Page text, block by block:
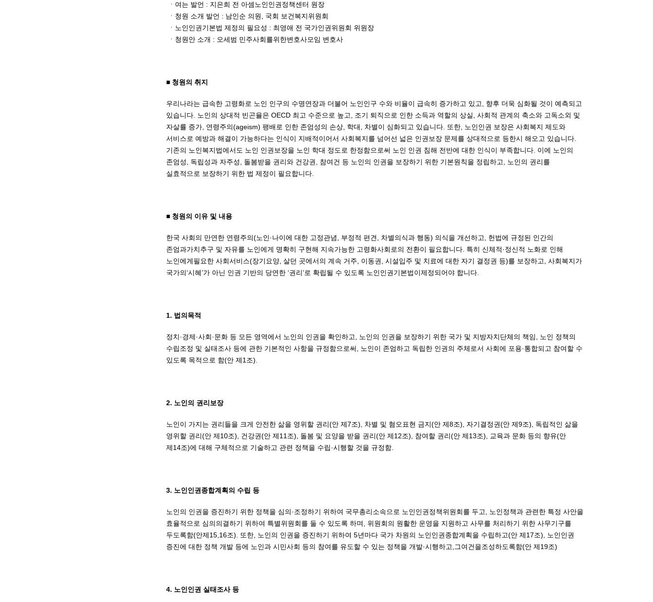
ㆍ여는 발언 : 지은희 전 아셈노인인권정책센터 원장
ㆍ청원 소개 발언 : 남인순 의원, 국회 보건복지위원회
ㆍ노인인권기본법 제정의 필요성 : 최영애 전 국가인권위원회 위원장
ㆍ청원안 소개 : 오세범 민주사회를위한변호사모임 변호사
■ 청원의 취지
우리나라는 급속한 고령화로 노인 인구의 수명연장과 더불어 노인인구 수와 비율이 급속히 증가하고 있고, 향후 더욱 심화될 것이 예측되고
있습니다. 노인의 상대적 빈곤율은 OECD 최고 수준으로 높고, 조기 퇴직으로 인한 소득과 역할의 상실, 사회적 관계의 축소와 고독소외 및
자살률 증가, 연령주의(ageism) 팽배로 인한 존엄성의 손상, 학대, 차별이 심화되고 있습니다. 또한, 노인인권 보장은 사회복지 제도와
서비스로 예방과 해결이 가능하다는 인식이 지배적이어서 사회복지를 넘어선 넓은 인권보장 문제를 상대적으로 등한시 해오고 있습니다.
기존의 노인복지법에서도 노인 인권보장을 노인 학대 정도로 한정함으로써 노인 인권 침해 전반에 대한 인식이 부족합니다. 이에 노인의
존엄성, 독립성과 자주성, 돌봄받을 권리와 건강권, 참여건 등 노인의 인권을 보장하기 위한 기본원칙을 정립하고, 노인의 권리를
실효적으로 보장하기 위한 법 제정이 필요합니다.
■ 청원의 이유 및 내용
한국 사회의 만연한 연령주의(노인·나이에 대한 고정관념, 부정적 편견, 차별의식과 행동) 의식을 개선하고, 헌법에 규정된 인간의
존엄과가치추구 및 자유를 노인에게 명확히 구현해 지속가능한 고령화사회로의 전환이 필요합니다. 특히 신체적·정신적 노화로 인해
노인에게필요한 사회서비스(장기요양, 살던 곳에서의 계속 거주, 이동권, 시설입주 및 치료에 대한 자기 결정권 등)를 보장하고, 사회복지가
국가의‘시혜’가 아닌 인권 기반의 당연한 ‘권리’로 확립될 수 있도록 노인인권기본법이제정되어야 합니다.
1. 법의목적
정치·경제·사회·문화 등 모든 영역에서 노인의 인권을 확인하고, 노인의 인권을 보장하기 위한 국가 및 지방자치단체의 책임, 노인 정책의
수립조정 및 실태조사 등에 관한 기본적인 사항을 규정함으로써, 노인이 존엄하고 독립한 인권의 주체로서 사회에 포용·통합되고 참여할 수
있도록 목적으로 함(안 제1조).
2. 노인의 권리보장
노인이 가지는 권리들을 크게 안전한 삶을 영위할 권리(안 제7조), 차별 및 혐오표현 금지(안 제8조), 자기결정권(안 제9조), 독립적인 삶을
영위할 권리(안 제10조), 건강권(안 제11조), 돌봄 및 요양을 받을 권리(안 제12조), 참여할 권리(안 제13조), 교육과 문화 등의 향유(안
제14조)에 대해 구체적으로 기술하고 관련 정책을 수립·시행할 것을 규정함.
3. 노인인권종합계획의 수립 등
노인의 인권을 증진하기 위한 정책을 심의·조정하기 위하여 국무총리소속으로 노인인권정책위원회를 두고, 노인정책과 관련한 특정 사안을
효율적으로 심의의결하기 위하여 특별위원회를 둘 수 있도록 하며, 위원회의 원활한 운영을 지원하고 사무를 처리하기 위한 사무기구를
두도록함(안제15,16조). 또한, 노인의 인권을 증진하기 위하여 5년마다 국가 차원의 노인인권종합계획을 수립하고(안 제17조), 노인인권
증진에 대한 정책 개발 등에 노인과 시민사회 등의 참여를 유도할 수 있는 정책을 개발·시행하고,그여건을조성하도록함(안 제19조)
4. 노인인권 실태조사 등